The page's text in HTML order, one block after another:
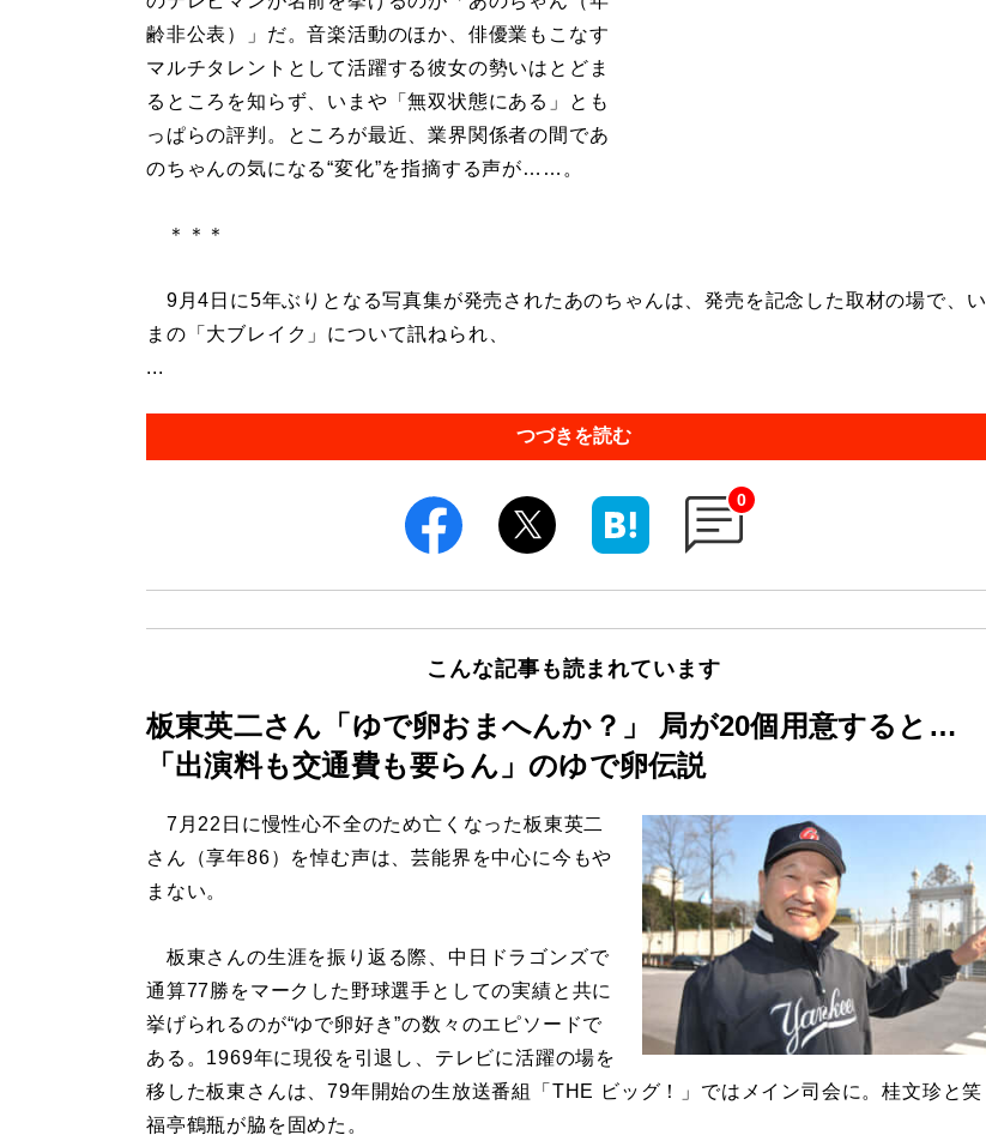
齢非公表）」だ。音楽活動のほか、俳優業もこなす
マルチタレントとして活躍する彼女の勢いはとどま
るところを知らず、いまや「無双状態にある」とも
っぱらの評判。ところが最近、業界関係者の間であ
のちゃんの気になる“変化”を指摘する声が……。
＊＊＊
9月4日に5年ぶりとなる写真集が発売されたあのちゃんは、発売を記念した取材の場で、い
まの「大ブレイク」について訊ねられ、
...
つづきを読む
0
こんな記事も読まれています
板東英二さん「ゆで卵おまへんか？」 局が20個用意すると…
「出演料も交通費も要らん」のゆで卵伝説
7月22日に慢性心不全のため亡くなった板東英二
さん（享年86）を悼む声は、芸能界を中心に今もや
まない。
板東さんの生涯を振り返る際、中日ドラゴンズで
通算77勝をマークした野球選手としての実績と共に
挙げられるのが“ゆで卵好き”の数々のエピソードで
ある。1969年に現役を引退し、テレビに活躍の場を
移した板東さんは、79年開始の生放送番組「THE ビッグ！」ではメイン司会に。桂文珍と笑
福亭鶴瓶が脇を固めた。